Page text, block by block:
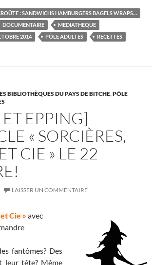
m
bl
r
ta
g
er
: SANDWICHS HAMBURGERS BAGELS WRAPS…
DOCUMENTAIRE
MEDIATHEQUE
2014 PÔLE ADULTES RECETTES
BIBLIOTHÈQUES DU PAYS DE BITCHE,PÔLE
EPPING]
« SORCIÈRES,
CIE » LE 22
LAISSER UN COMMENTAIRE
Cie » avec
fantômes? Des
leur tête? Même